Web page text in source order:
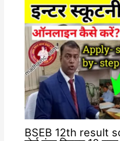
BSEB 12th result